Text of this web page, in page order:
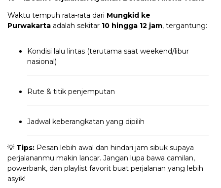
Waktu tempuh rata-rata dari Mungkid ke
Purwakarta adalah sekitar 10 hingga 12 jam, tergantung:
Kondisi lalu lintas (terutama saat weekend/libur
nasional)
Rute & titik penjemputan
Jadwal keberangkatan yang dipilih
💡 Tips: Pesan lebih awal dan hindari jam sibuk supaya
perjalananmu makin lancar. Jangan lupa bawa camilan,
powerbank, dan playlist favorit buat perjalanan yang lebih
asyik!